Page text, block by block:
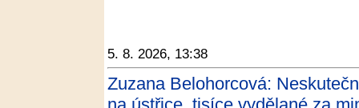
5. 8. 2026, 13:38
Zuzana Belohorcová: